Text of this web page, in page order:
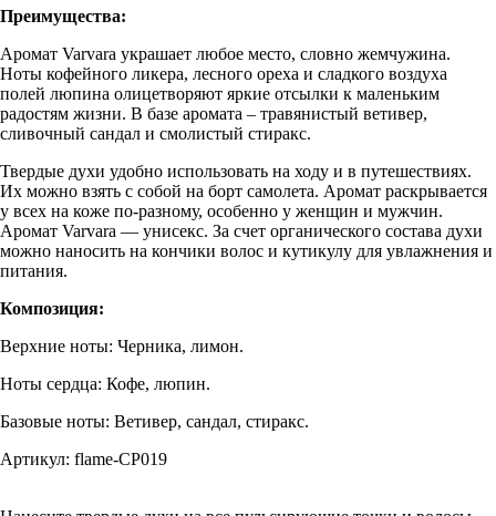
Преимущества:
Аромат Varvara украшает любое место, словно жемчужина.
Ноты кофейного ликера, лесного ореха и сладкого воздуха
полей люпина олицетворяют яркие отсылки к маленьким
радостям жизни. В базе аромата – травянистый ветивер,
сливочный сандал и смолистый стиракс.
Твердые духи удобно использовать на ходу и в путешествиях.
Их можно взять с собой на борт самолета. Аромат раскрывается
у всех на коже по-разному, особенно у женщин и мужчин.
Аромат Varvara — унисекс. За счет органического состава духи
можно наносить на кончики волос и кутикулу для увлажнения и
питания.
Композиция:
Верхние ноты: Черника, лимон.
Ноты сердца: Кофе, люпин.
Базовые ноты: Ветивер, сандал, стиракс.
Артикул: flame-CP019